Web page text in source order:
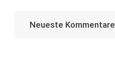
Neueste Kommentare